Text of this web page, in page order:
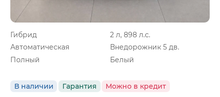
Гибрид
2 л, 898 л.с.
Автоматическая
Внедорожник 5 дв.
Полный
Белый
В наличии Гарантия Можно в кредит